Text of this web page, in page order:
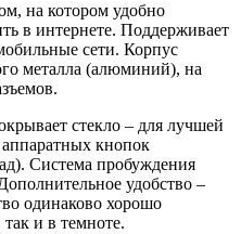
на котором удобно
в интернете. Поддерживает
сети. Корпус
металла (алюминий), на
стекло – для лучшей
кнопок
Система пробуждения
удобство –
одинаково хорошо
и в темноте.